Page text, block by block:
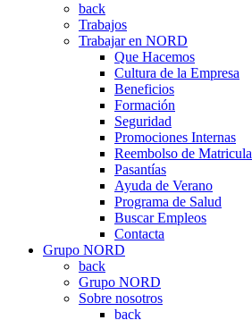
back
Trabajos
Trabajar en NORD
Que Hacemos
Cultura de la Empresa
Beneficios
Formación
Seguridad
Promociones Internas
Reembolso de Matricula
Pasantías
Ayuda de Verano
Programa de Salud
Buscar Empleos
Contacta
Grupo NORD
back
Grupo NORD
Sobre nosotros
back